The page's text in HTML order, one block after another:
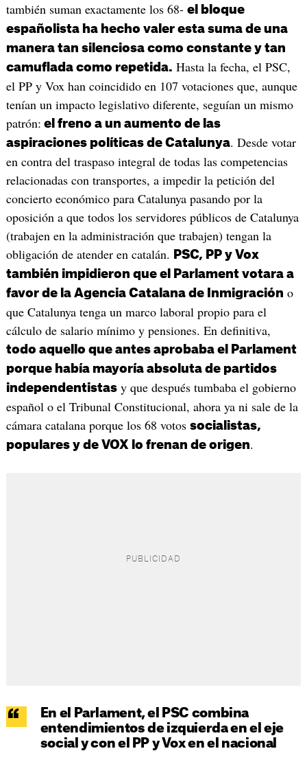
también suman exactamente los 68- el bloque
españolista ha hecho valer esta suma de una
manera tan silenciosa como constante y tan
camuflada como repetida. Hasta la fecha, el PSC,
el PP y Vox han coincidido en 107 votaciones que, aunque
tenían un impacto legislativo diferente, seguían un mismo
patrón: el freno a un aumento de las
aspiraciones políticas de Catalunya. Desde votar
en contra del traspaso integral de todas las competencias
relacionadas con transportes, a impedir la petición del
concierto económico para Catalunya pasando por la
oposición a que todos los servidores públicos de Catalunya
(trabajen en la administración que trabajen) tengan la
obligación de atender en catalán.
PSC, PP y Vox
también impidieron que el Parlament votara a
favor de la Agencia Catalana de Inmigración o
que Catalunya tenga un marco laboral propio para el
cálculo de salario mínimo y pensiones. En definitiva,
todo aquello que antes aprobaba el Parlament
porque había mayoría absoluta de partidos
independentistasy que después tumbaba el gobierno
español o el Tribunal Constitucional, ahora ya ni sale de la
cámara catalana porque los 68 votos socialistas,
populares y de VOX lo frenan de origen.
En el Parlament, el PSC combina
entendimientos de izquierda en el eje
social y con el PP y Vox en el nacional